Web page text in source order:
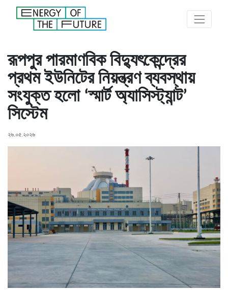
রূপপুর পারমাণবিক বিদ্যুৎকেন্দ্রের
প্রথম ইউনিটের নিয়ন্ত্রণ ব্যবস্থায়
সংযুক্ত হলো ‘স্মার্ট অ্যাসিস্ট্যান্ট’
সিস্টেম
২৬.০৫.২০২৬